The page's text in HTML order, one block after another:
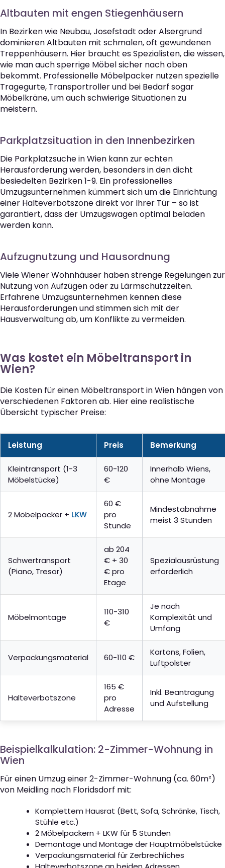
Altbauten mit engen Stiegenhäusern
In Bezirken wie Neubau, Josefstadt oder Alsergrund
dominieren Altbauten mit schmalen, oft gewundenen
Treppenhäusern. Hier braucht es Spezialisten, die wissen,
wie man auch sperrige Möbel sicher nach oben
bekommt. Professionelle Möbelpacker nutzen spezielle
Tragegurte, Transportroller und bei Bedarf sogar
Möbelkräne, um auch schwierige Situationen zu
meistern.
Parkplatzsituation in den Innenbezirken
Die Parkplatzsuche in Wien kann zur echten
Herausforderung werden, besonders in den dicht
besiedelten Bezirken 1-9. Ein professionelles
Umzugsunternehmen kümmert sich um die Einrichtung
einer Halteverbotszone direkt vor Ihrer Tür – so ist
garantiert, dass der Umzugswagen optimal beladen
werden kann.
Aufzugnutzung und Hausordnung
Viele Wiener Wohnhäuser haben strenge Regelungen zur
Nutzung von Aufzügen oder zu Lärmschutzzeiten.
Erfahrene Umzugsunternehmen kennen diese
Herausforderungen und stimmen sich mit der
Hausverwaltung ab, um Konflikte zu vermeiden.
Was kostet ein Möbeltransport in
Wien?
Die Kosten für einen Möbeltransport in Wien hängen von
verschiedenen Faktoren ab. Hier eine realistische
Übersicht typischer Preise:
Leistung Preis Bemerkung
Kleintransport (1-3
Möbelstücke)
60-120
€
Innerhalb Wiens,
ohne Montage
2 Möbelpacker + LKW
60 €
pro
Stunde
Mindestabnahme
meist 3 Stunden
Schwertransport
(Piano, Tresor)
ab 204
€ + 30
€ pro
Etage
Spezialausrüstung
erforderlich
Möbelmontage
110-310
€
Je nach
Komplexität und
Umfang
Verpackungsmaterial 60-110 €
Kartons, Folien,
Luftpolster
Halteverbotszone
165 €
pro
Adresse
Inkl. Beantragung
und Aufstellung
Beispielkalkulation: 2-Zimmer-Wohnung in
Wien
Für einen Umzug einer 2-Zimmer-Wohnung (ca. 60m²)
von Meidling nach Floridsdorf mit:
Komplettem Hausrat (Bett, Sofa, Schränke, Tisch,
Stühle etc.)
2 Möbelpackern + LKW für 5 Stunden
Demontage und Montage der Hauptmöbelstücke
Verpackungsmaterial für Zerbrechliches